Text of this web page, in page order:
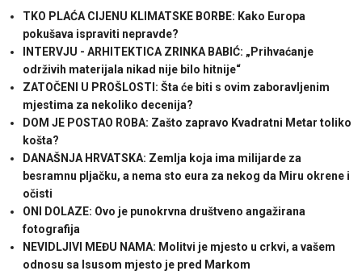
TKO PLAĆA CIJENU KLIMATSKE BORBE: Kako Europa
pokušava ispraviti nepravde?
INTERVJU - ARHITEKTICA ZRINKA BABIĆ: „Prihvaćanje
održivih materijala nikad nije bilo hitnije“
ZATOČENI U PROŠLOSTI: Šta će biti s ovim zaboravljenim
mjestima za nekoliko decenija?
DOM JE POSTAO ROBA: Zašto zapravo Kvadratni Metar toliko
košta?
DANAŠNJA HRVATSKA: Zemlja koja ima milijarde za
besramnu pljačku, a nema sto eura za nekog da Miru okrene i
očisti
ONI DOLAZE: Ovo je punokrvna društveno angažirana
fotografija
NEVIDLJIVI MEĐU NAMA: Molitvi je mjesto u crkvi, a vašem
odnosu sa Isusom mjesto je pred Markom